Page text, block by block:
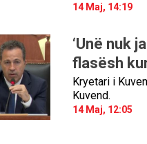
14 Maj, 14:19
‘Unë nuk
flasësh
Kryetari i
Kuvend.
14 Maj, 12:05